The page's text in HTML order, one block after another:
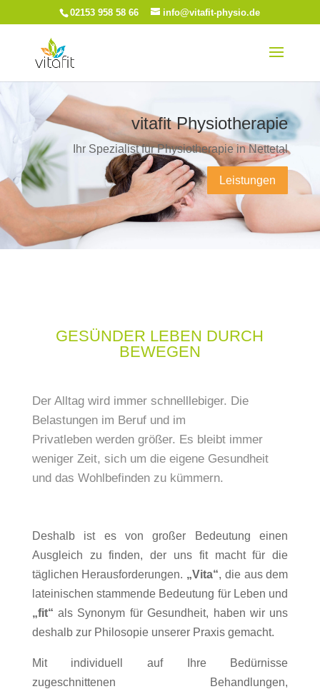
02153 958 58 66 info@vitafit-physio.de
vitafit Physiotherapie
Ihr Spezialist für Physiotherapie in Nettetal
Leistungen
GESÜNDER LEBEN DURCH
BEWEGEN
Der Alltag wird immer schnelllebiger. Die
Belastungen im Beruf und im
Privatleben werden größer. Es bleibt immer
weniger Zeit, sich um die eigene Gesundheit
und das Wohlbefinden zu kümmern.
Deshalb ist es von großer Bedeutung einen
Ausgleich zu finden, der uns fit macht für die
täglichen Herausforderungen. „Vita“, die aus dem
lateinischen stammende Bedeutung für Leben und
„fit“ als Synonym für Gesundheit, haben wir uns
deshalb zur Philosopie unserer Praxis gemacht.
Mit individuell auf Ihre Bedürnisse
zugeschnittenen Behandlungen,